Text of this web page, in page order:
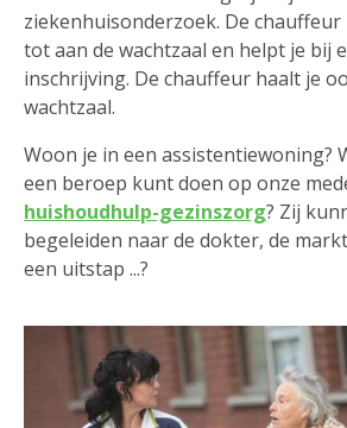
ziekenhuisonderzoek. De
tot aan de wachtzaal en helpt je bij
inschrijving. De chauffeur haalt je
wachtzaal.
Woon je in een assistentiewoning?
een beroep kunt doen op onze
huishoudhulp-gezinszorg? Zij
begeleiden naar de dokter, de
een uitstap ...?